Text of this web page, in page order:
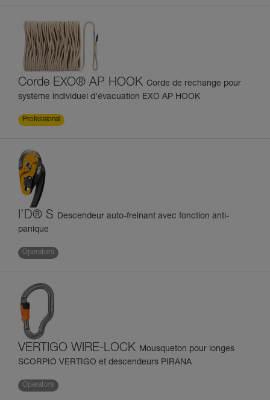
Corde EXO® AP HOOK Corde de rechange pour
système individuel d’évacuation EXO AP HOOK
Professional
I’D® S Descendeur auto-freinant avec fonction anti-
panique
Operators
VERTIGO WIRE-LOCK Mousqueton pour longes
SCORPIO VERTIGO et descendeurs PIRANA
Operators